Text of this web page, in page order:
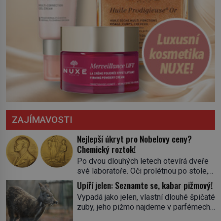
ZAJÍMAVOSTI
Nejlepší úkryt pro Nobelovy ceny?
Chemický roztok!
Po dvou dlouhých letech otevírá dveře
své laboratoře. Oči prolétnou po stole,
aby pak ulpěly na regálu, kde se nachází
všemožné látky. Hledá žluto-oranžovou
tekutinu, jakmile ji zahlédne, nesmírně
se mu uleví. Teď může svůj plán
Upíří jelen: Seznamte se, kabar pižmový!
Vypadá jako jelen, vlastní dlouhé špičaté
zuby, jeho pižmo najdeme v parfémech